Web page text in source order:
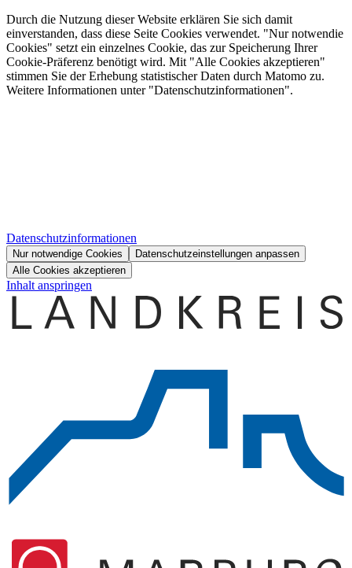
Durch die Nutzung dieser Website erklären Sie sich damit
einverstanden, dass diese Seite Cookies verwendet. "Nur notwendie
Cookies" setzt ein einzelnes Cookie, das zur Speicherung Ihrer
Cookie-Präferenz benötigt wird. Mit "Alle Cookies akzeptieren"
stimmen Sie der Erhebung statistischer Daten durch Matomo zu.
Weitere Informationen unter "Datenschutzinformationen".
Datenschutzinformationen
Nur notwendige Cookies
Datenschutzeinstellungen anpassen
Alle Cookies akzeptieren
Inhalt anspringen